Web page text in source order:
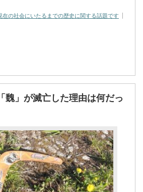
在の社会にいたるまでの歴史に関する話題です
魏」が滅亡した理由は何だっ